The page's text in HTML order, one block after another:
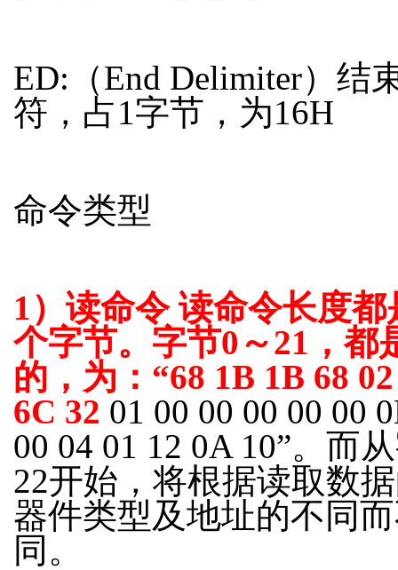
ED:（End Delimiter）结
符，占1字节，为16H
命令类型
1） 读命令 读命令长度都
个字节。字节0 ～21 ，都
的，为： “68 1B 1B 68
6C 32 01 00 00 00 00 00
00 04 01 12 0A 10”。而
22开始，将根据读取数
器件类型及地址的不同
同。